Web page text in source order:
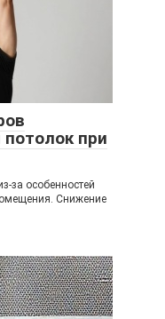
при
за особенностей
Снижение